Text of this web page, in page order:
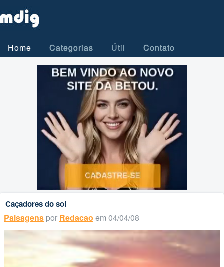
Home Categorias Útil Contato
Caçadores do sol
Paisagens por Redacao em 04/04/08